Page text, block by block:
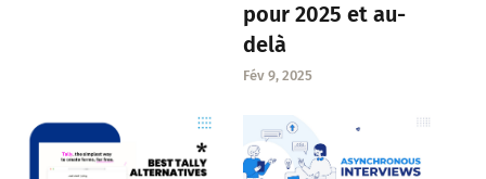
pour 2025 et au-
delà
Fév 9, 2025